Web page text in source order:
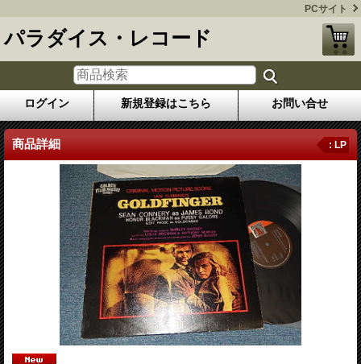
PCサイト
パラダイス・レコード
ログイン 新規登録はこちら お問い合せ
商品詳細 : LP